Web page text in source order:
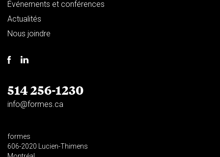
Événements et conférences
Actualités
Nous joindre
514 256-1230
info@formes.ca
formes
606-2020 Lucien-Thimens